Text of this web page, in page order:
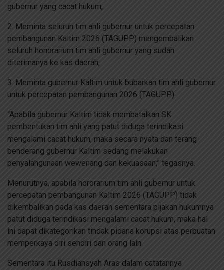
gubernur yang cacat hukum,
2. Meminta seluruh tim ahli gubernur untuk percepatan
pembangunan Kaltim 2026 (TAGUPP) mengembalikan
seluruh honorarium tim ahli gubernur yang sudah
diterimanya ke kas daerah,
3. Meminta gubernur Kaltim untuk bubarkan tim ahli gubernur
untuk percepatan pembangunan 2026 (TAGUPP)
“Apabila gubernur Kaltim tidak membatalkan SK
pembentukan tim ahli yang patut diduga terindikasi
mengalami cacat hukum, maka secara nyata dan terang
benderang gubernur Kaltim sedang melakukan
penyalahgunaan wewenang dan kekuasaan,” tegasnya.
Menurutnya, apabila hororarium tim ahli gubernur untuk
percepatan pembangunan Kaltim 2026 (TAGUPP) tidak
dikembalikan pada kas daerah sementara pijakan hukumnya
patut diduga terindikasi mengalami cacat hukum, maka hal
ini dapat dikategorikan tindak pidana korupsi atas perbuatan
memperkaya diri sendiri dan orang lain
Sementara itu Rusdiansyah Aras dalam catatannya